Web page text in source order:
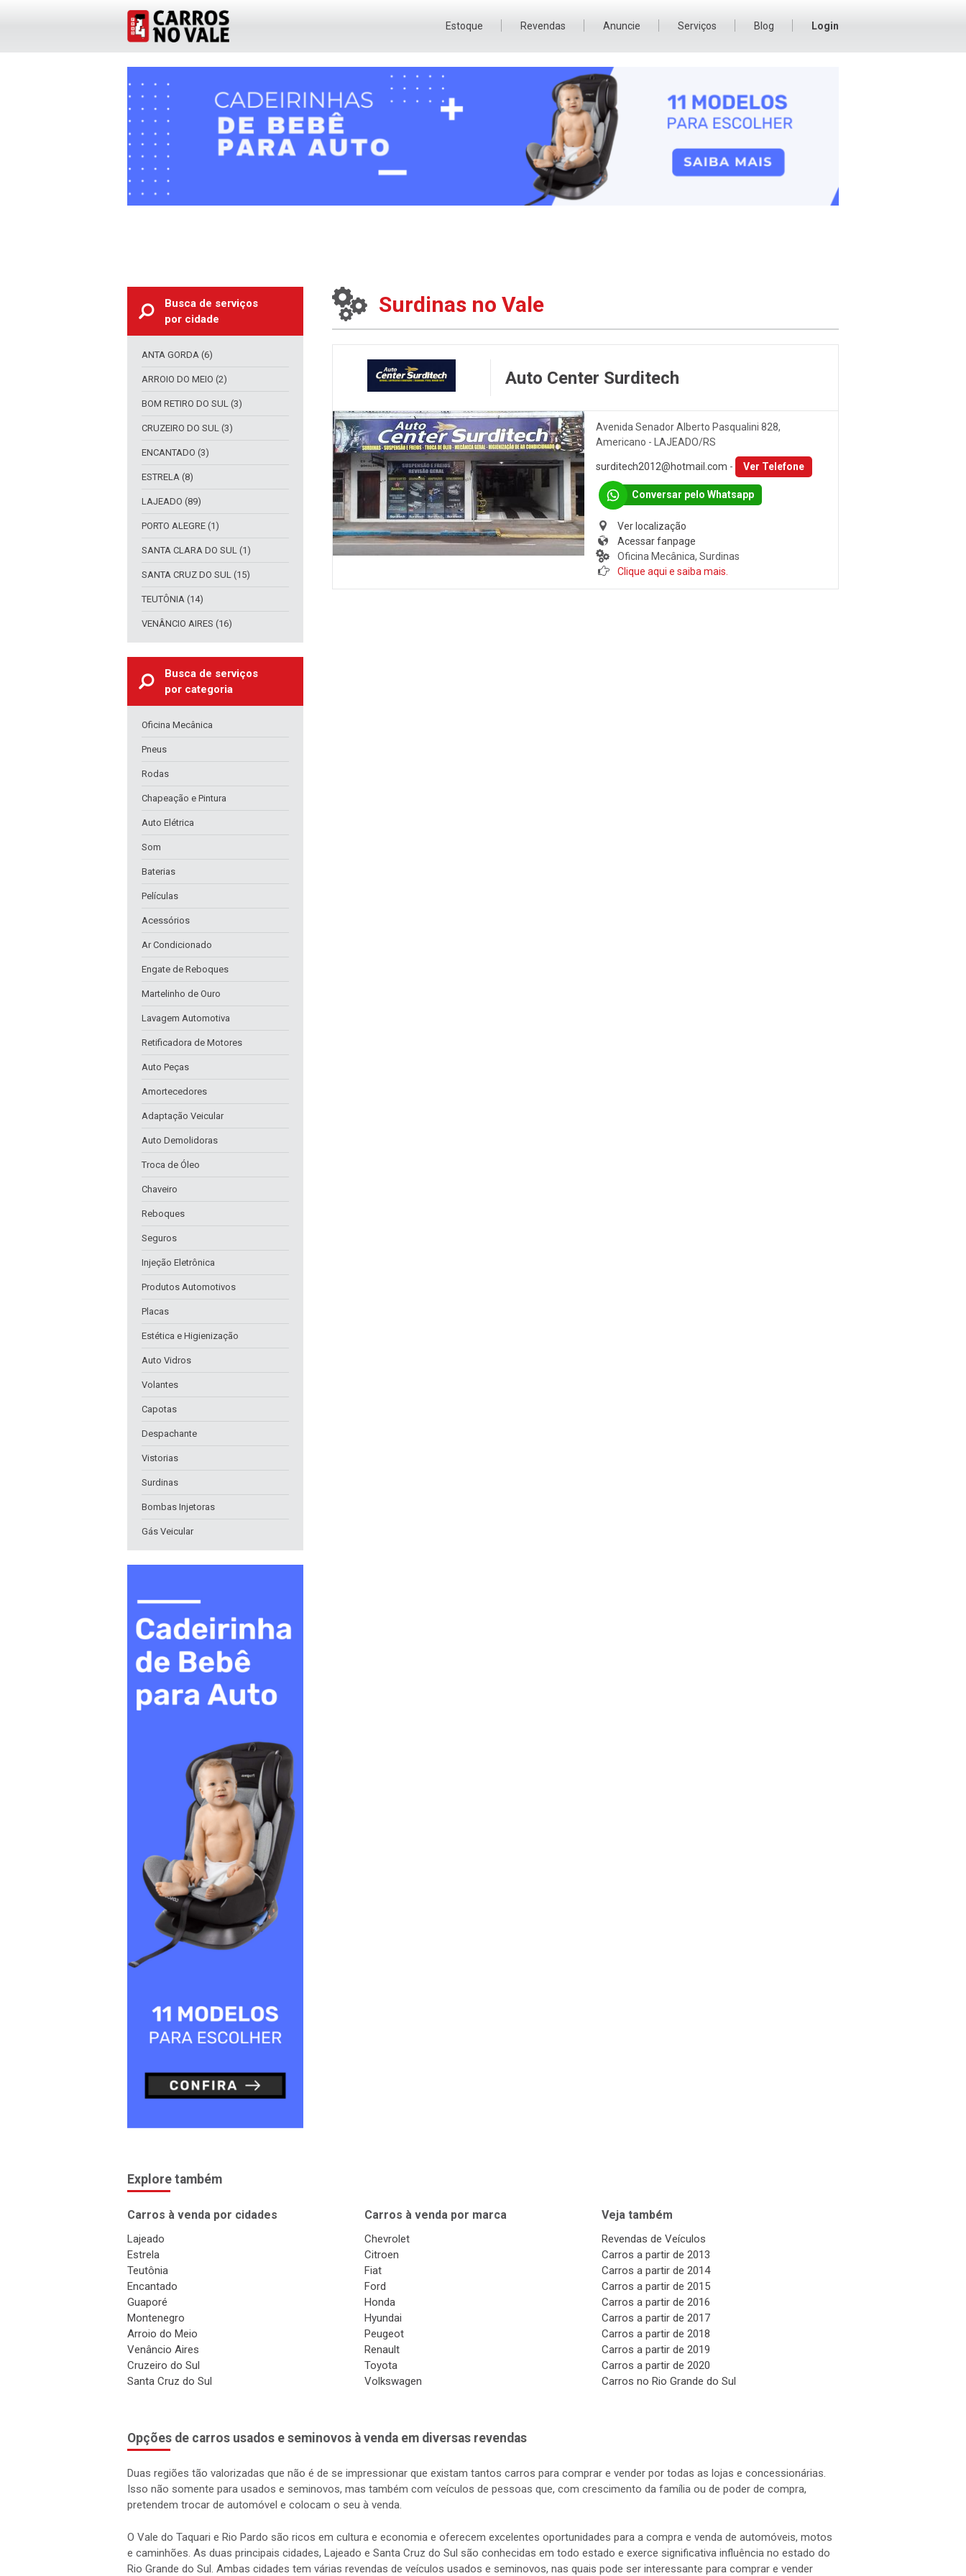
Estoque Revendas Anuncie Serviços Blog Login
Busca de serviços
por cidade
ANTA GORDA (6)
ARROIO DO MEIO (2)
BOM RETIRO DO SUL (3)
CRUZEIRO DO SUL (3)
ENCANTADO (3)
ESTRELA (8)
LAJEADO (89)
PORTO ALEGRE (1)
SANTA CLARA DO SUL (1)
SANTA CRUZ DO SUL (15)
TEUTÔNIA (14)
VENÂNCIO AIRES (16)
Busca de serviços
por categoria
Oficina Mecânica
Pneus
Rodas
Chapeação e Pintura
Auto Elétrica
Som
Baterias
Películas
Acessórios
Ar Condicionado
Engate de Reboques
Martelinho de Ouro
Lavagem Automotiva
Retificadora de Motores
Auto Peças
Amortecedores
Adaptação Veicular
Auto Demolidoras
Troca de Óleo
Chaveiro
Reboques
Seguros
Injeção Eletrônica
Produtos Automotivos
Placas
Estética e Higienização
Auto Vidros
Volantes
Capotas
Despachante
Vistorias
Surdinas
Bombas Injetoras
Gás Veicular
Surdinas no Vale
Auto Center Surditech
Avenida Senador Alberto Pasqualini 828,
Americano - LAJEADO/RS
surditech2012@hotmail.com - Ver Telefone
Conversar pelo Whatsapp
Ver localização
Acessar fanpage
Oficina Mecânica, Surdinas
Clique aqui e saiba mais.
Explore também
Carros à venda por cidades
Lajeado
Estrela
Teutônia
Encantado
Guaporé
Montenegro
Arroio do Meio
Venâncio Aires
Cruzeiro do Sul
Santa Cruz do Sul
Carros à venda por marca
Chevrolet
Citroen
Fiat
Ford
Honda
Hyundai
Peugeot
Renault
Toyota
Volkswagen
Veja também
Revendas de Veículos
Carros a partir de 2013
Carros a partir de 2014
Carros a partir de 2015
Carros a partir de 2016
Carros a partir de 2017
Carros a partir de 2018
Carros a partir de 2019
Carros a partir de 2020
Carros no Rio Grande do Sul
Opções de carros usados e seminovos à venda em diversas revendas
Duas regiões tão valorizadas que não é de se impressionar que existam tantos carros para comprar e vender por todas as lojas e concessionárias.
Isso não somente para usados e seminovos, mas também com veículos de pessoas que, com crescimento da família ou de poder de compra,
pretendem trocar de automóvel e colocam o seu à venda.
O Vale do Taquari e Rio Pardo são ricos em cultura e economia e oferecem excelentes oportunidades para a compra e venda de automóveis, motos
e caminhões. As duas principais cidades, Lajeado e Santa Cruz do Sul são conhecidas em todo estado e exerce significativa influência no estado do
Rio Grande do Sul. Ambas cidades tem várias revendas de veículos usados e seminovos, nas quais pode ser interessante para comprar e vender